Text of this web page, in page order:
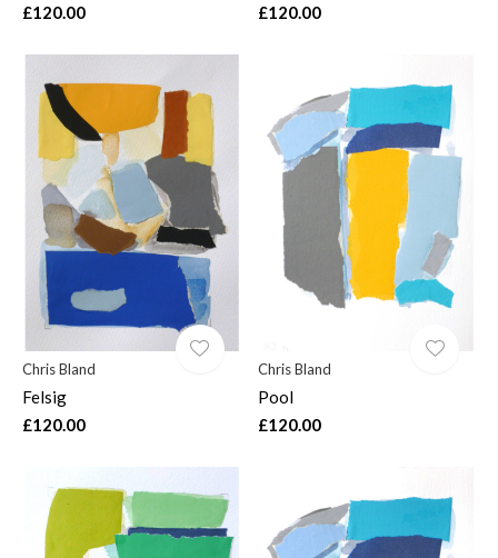
£120.00
£120.00
Chris Bland
Felsig
£120.00
Chris Bland
Pool
£120.00